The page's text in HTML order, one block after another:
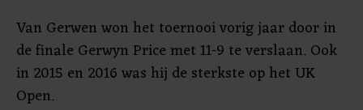
Van Gerwen won het toernooi vorig jaar door in
de finale Gerwyn Price met 11-9 te verslaan. Ook
in 2015 en 2016 was hij de sterkste op het UK
Open.